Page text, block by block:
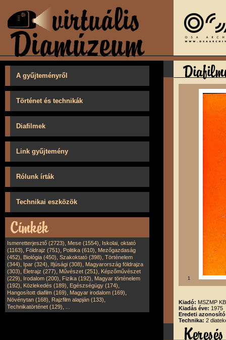
A gyűjteményről
Történet és technikák
Diafilmek
Link gyűjtemény
Rólunk írták
Technikai eszközök
Ismeretterjesztő (2723), Mese (1554), Iskolai, oktató
(1163), Földrajz (751), Politika (610), Mezőgazdaság
(452), Biológia (450), Szakoktató (398), Történelem
(344), Ipar (324), Ifjúsági (308), Magyarország földrajza
(303), Életrajz (277), Művészet (251), Képzőművészet
(229), Irodalom (200), Fizika (192), Magyar történelem
(192), Közlekedés (189), Egészségügy (174),
Hangosított diafilm (169), Magyar irodalom (169),
Növénytan (168), Rajzfilm alapján (133),
Technikatörténet (129),
1
Kiadó: MSZMP
Kiadás éve: 1975
Eredeti
Technika: 2